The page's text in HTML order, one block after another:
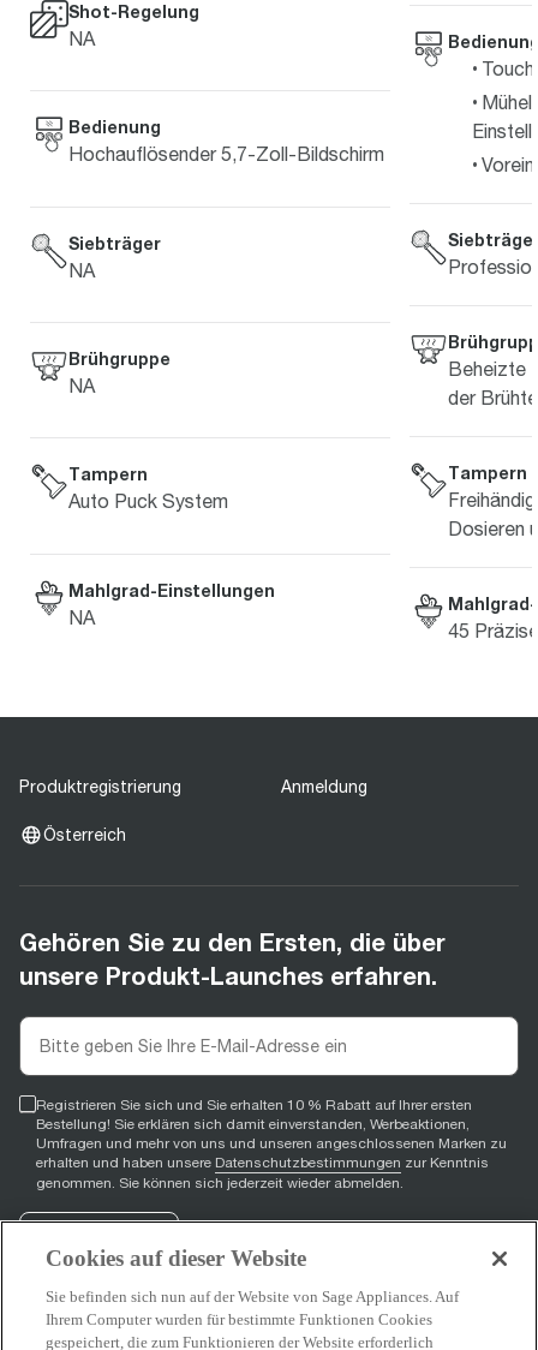
Shot-Regelung
NA
Bedienung
Hochauflösender 5,7-Zoll-Bildschirm
Siebträger
NA
Brühgruppe
NA
Tampern
Auto Puck System
Mahlgrad-Einstellungen
NA
Beheizte
der
Tampern
Dosieren
45
Produktregistrierung Anmeldung
Österreich
Gehören Sie zu den Ersten, die über
unsere Produkt-Launches erfahren.
Registrieren Sie sich und Sie erhalten 10 % Rabatt auf Ihrer ersten
Bestellung! Sie erklären sich damit einverstanden, Werbeaktionen,
Umfragen und mehr von uns und unseren angeschlossenen Marken zu
erhalten und haben unsere Datenschutzbestimmungen zur Kenntnis
genommen. Sie können sich jederzeit wieder abmelden.
Registrieren
Cookies auf dieser Website
Sie befinden sich nun auf der Website von Sage Appliances. Auf
Ihrem Computer wurden für bestimmte Funktionen Cookies
gespeichert, die zum Funktionieren der Website erforderlich